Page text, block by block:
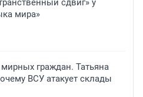
сдвиг» у
мира»
граждан. Татьяна
ВСУ атакует склады